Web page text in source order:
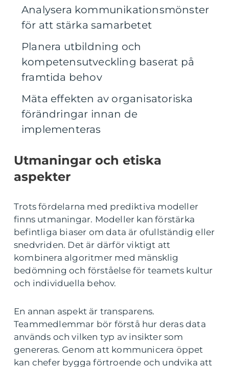
Analysera kommunikationsmönster
för att stärka samarbetet
Planera utbildning och
kompetensutveckling baserat på
framtida behov
Mäta effekten av organisatoriska
förändringar innan de
implementeras
Utmaningar och etiska
aspekter
Trots fördelarna med prediktiva modeller
finns utmaningar. Modeller kan förstärka
befintliga biaser om data är ofullständig eller
snedvriden. Det är därför viktigt att
kombinera algoritmer med mänsklig
bedömning och förståelse för teamets kultur
och individuella behov.
En annan aspekt är transparens.
Teammedlemmar bör förstå hur deras data
används och vilken typ av insikter som
genereras. Genom att kommunicera öppet
kan chefer bygga förtroende och undvika att